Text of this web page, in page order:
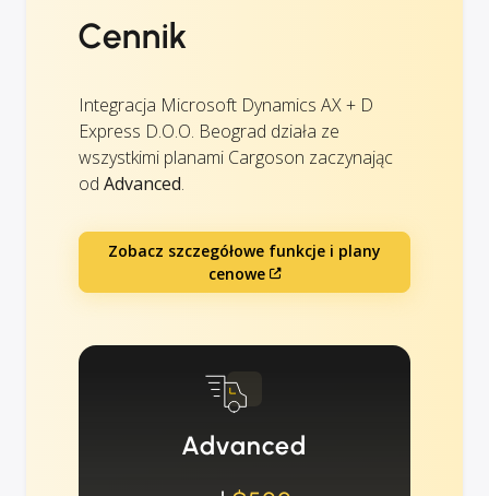
Cennik
Integracja Microsoft Dynamics AX + D
Express D.O.O. Beograd działa ze
wszystkimi planami Cargoson zaczynając
od Advanced.
Zobacz szczegółowe funkcje i plany
cenowe
Advanced